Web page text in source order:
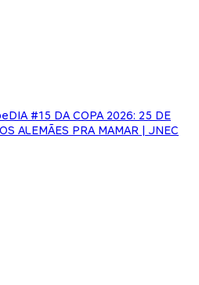
DIA #15 DA COPA 2026: 25 DE
ALEMÃES PRA MAMAR | JNEC